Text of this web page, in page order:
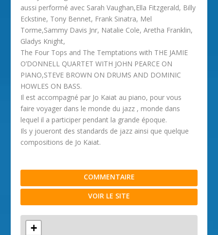
aussi performé avec Sarah Vaughan,Ella Fitzgerald, Billy
Eckstine, Tony Bennet, Frank Sinatra, Mel
Torme,Sammy Davis Jnr, Natalie Cole, Aretha Franklin,
Gladys Knight,
The Four Tops and The Temptations with THE JAMIE
O’DONNELL QUARTET WITH JOHN PEARCE ON
PIANO,STEVE BROWN ON DRUMS AND DOMINIC
HOWLES ON BASS.
Il est accompagné par Jo Kaiat au piano, pour vous
faire voyager dans le monde du jazz , monde dans
lequel il a participer pendant la grande époque.
Ils y joueront des standards de jazz ainsi que quelque
compositions de Jo Kaiat.
COMMENTAIRE
VOIR LE SITE
+